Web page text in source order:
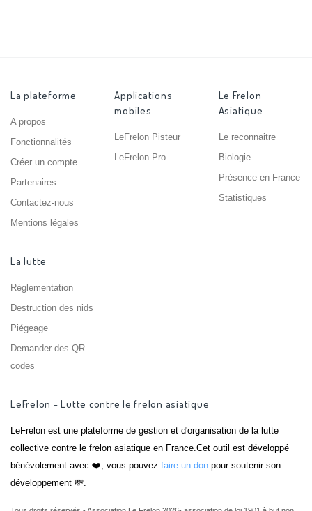
La plateforme
A propos
Fonctionnalités
Créer un compte
Partenaires
Contactez-nous
Mentions légales
Applications
mobiles
LeFrelon Pisteur
LeFrelon Pro
Le Frelon
Asiatique
Le reconnaitre
Biologie
Présence en France
Statistiques
La lutte
Réglementation
Destruction des nids
Piégeage
Demander des QR
codes
LeFrelon - Lutte contre le frelon asiatique
LeFrelon est une plateforme de gestion et d'organisation de la lutte
collective contre le frelon asiatique en France.Cet outil est développé
bénévolement avec ❤️, vous pouvez faire un don pour soutenir son
développement 💸.